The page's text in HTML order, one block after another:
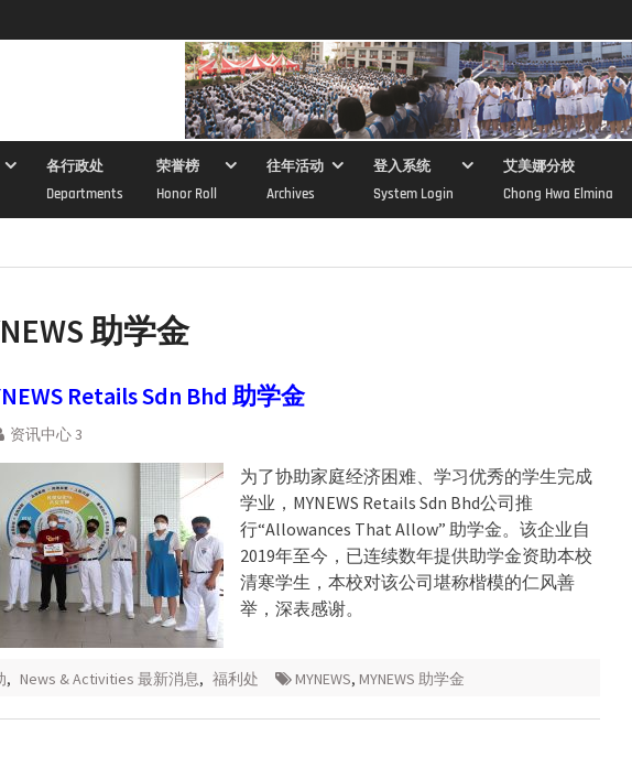
各行政处
Departments
荣誉榜
Honor Roll
往年活动
Archives
登入系统
System Login
艾美娜分校
Chong Hwa Elmina
助学金
Retails Sdn Bhd 助学金
资讯中心 3
为了协助家庭经济困难、学习优秀的学生完成
学业，MYNEWS Retails Sdn Bhd公司推
行“Allowances That Allow” 助学金。该企业自
2019年至今，已连续数年提供助学金资助本校
清寒学生，本校对该公司堪称楷模的仁风善
举，深表感谢。
, News & Activities 最新消息, 福利处 MYNEWS, MYNEWS 助学金